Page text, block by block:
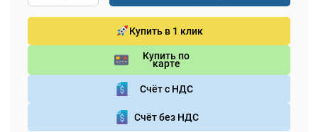
Купить в 1 клик
Купить по
карте
Счёт с НДС
Счёт без НДС